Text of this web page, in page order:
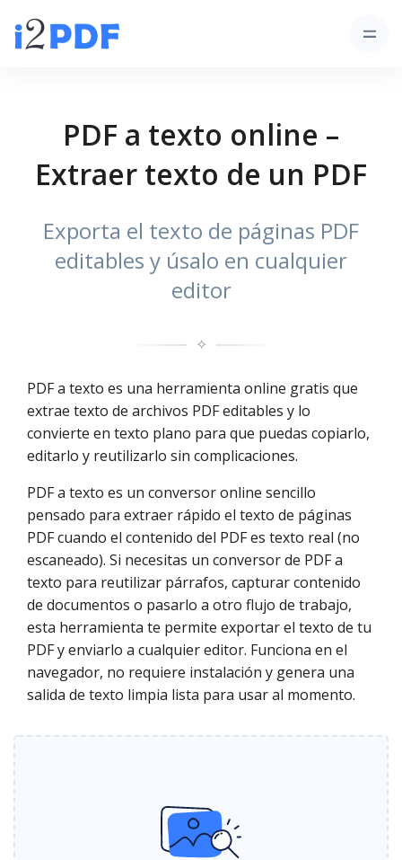
PDF a texto online –
Extraer texto de un PDF
Exporta el texto de páginas PDF
editables y úsalo en cualquier
editor
✧
PDF a texto es una herramienta online gratis que
extrae texto de archivos PDF editables y lo
convierte en texto plano para que puedas copiarlo,
editarlo y reutilizarlo sin complicaciones.
PDF a texto es un conversor online sencillo
pensado para extraer rápido el texto de páginas
PDF cuando el contenido del PDF es texto real (no
escaneado). Si necesitas un conversor de PDF a
texto para reutilizar párrafos, capturar contenido
de documentos o pasarlo a otro flujo de trabajo,
esta herramienta te permite exportar el texto de tu
PDF y enviarlo a cualquier editor. Funciona en el
navegador, no requiere instalación y genera una
salida de texto limpia lista para usar al momento.